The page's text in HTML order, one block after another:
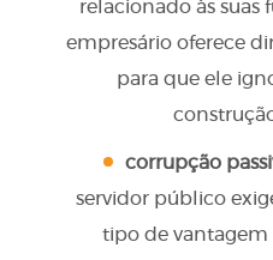
relacionado às suas
empresário oferece
para que ele
corrupção
servidor público
tipo de vantagem